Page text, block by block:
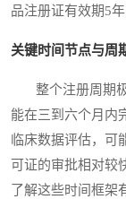
品注册证有效期5
关键时间节点与周
整个注册周期极
能在三到六个月内
临床数据评估，可
可证的审批相对较
了解这些时间框